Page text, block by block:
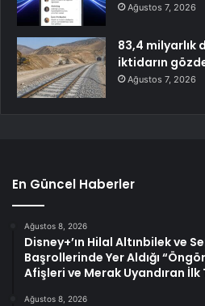
Ağustos 7, 2026
83,4 milyarlık
iktidarın
Ağustos 7, 2026
En Güncel Haberler
Ağustos 8, 2026
Disney+’ın Hilal Altınbilek ve
Başrollerinde Yer Aldığı
Afişleri ve Merak Uyandıran İlk
Ağustos 8, 2026